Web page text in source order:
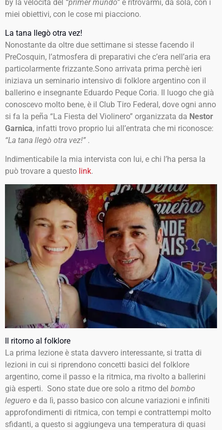
by la velocità del “primer mundo” e ritrovarmi, da sola, con i
miei obiettivi, con le cose mi piacciono.
La tana llegò otra vez!
Nonostante da oltre due settimane si stesse facendo il
PreCosquin, l’atmosfera di preparativi che c’era nell’aria era
particolarmente frizzante.Sono arrivata prima perchè ieri
iniziava un seminario intensivo di folklore argentino con il
ballerino e insegnante Eduardo Peque Coria. Il luogo che già
conoscevo molto bene, è il Club Tiro Federal, dove ogni anno
si fa la peña “La Fiesta del Violinero” organizzata da Nestor
Garnica, infatti trovo proprio lui all’entrata che mi riconosce:
“La tana llegò otra vez!” .
Indimenticabile la mia intervista con lui, e chi l’ha persa la
può trovare a questo link.
Il ritorno al folklore
La prima lezione è stata davvero interessante, si tratta di
lezioni in cui si riprendono concetti basici del folklore
argentino, come il passo e la ritmica, ma rivolto a ballerini
già esperti. Sono state due ore solo a ritmo del bombo
leguero e da lì, passo basico con alcune variazioni e infiniti
approfondimenti di ritmica, con tempi e contrattempi molto
sfidanti, a questo si aggiungeva una temperatura di quasi